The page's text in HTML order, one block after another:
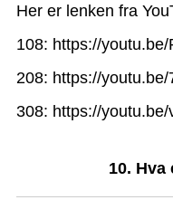
Her er lenken fra
108: https://
208: https://
308: https://youtu.be/
10. Hva